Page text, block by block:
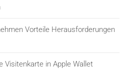
Vorteile Herausforderungen
Visitenkarte in Apple Wallet